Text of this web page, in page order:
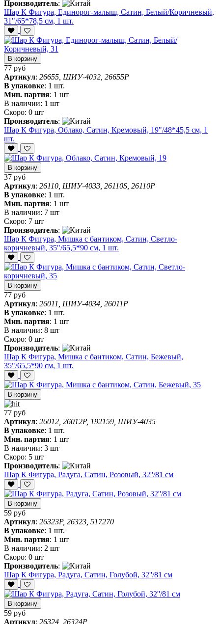
Производитель:
Шар К Фигура, Единорог-малыш, Сатин, Белый/Коричневый,
31"/65*78,5 см, 1 шт.
В корзину
77 руб
Артикул: 26655, ШИУ-4032, 26655P
В упаковке: 1 шт.
Мин. партия: 1 шт
В наличии: 1 шт
Скоро: 0 шт
Производитель:
Шар К Фигура, Облако, Сатин, Кремовый, 19"/48*45,5 см, 1
шт.
В корзину
37 руб
Артикул: 26110, ШИУ-4033, 26110S, 26110P
В упаковке: 1 шт.
Мин. партия: 1 шт
В наличии: 7 шт
Скоро: 7 шт
Производитель:
Шар К Фигура, Мишка с бантиком, Сатин, Светло-
коричневый, 35"/65,5*90 см, 1 шт.
В корзину
77 руб
Артикул: 26011, ШИУ-4034, 26011P
В упаковке: 1 шт.
Мин. партия: 1 шт
В наличии: 8 шт
Скоро: 0 шт
Производитель:
Шар К Фигура, Мишка с бантиком, Сатин, Бежевый,
35"/65,5*90 см, 1 шт.
В корзину
77 руб
Артикул: 26012, 26012P, 192159, ШИУ-4035
В упаковке: 1 шт.
Мин. партия: 1 шт
В наличии: 3 шт
Скоро: 5 шт
Производитель:
Шар К Фигура, Радуга, Сатин, Розовый, 32''/81 см
В корзину
59 руб
Артикул: 26323P, 26323, 517270
В упаковке: 1 шт.
Мин. партия: 1 шт
В наличии: 2 шт
Скоро: 0 шт
Производитель:
Шар К Фигура, Радуга, Сатин, Голубой, 32''/81 см
В корзину
59 руб
Артикул: 26324, 26324P